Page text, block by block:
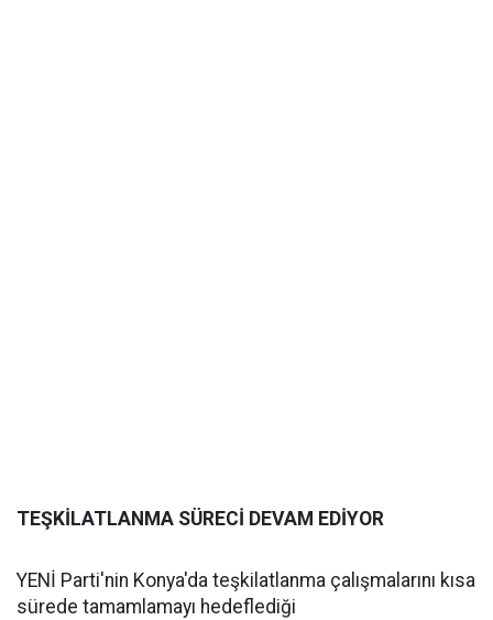
TEŞKİLATLANMA SÜRECİ DEVAM EDİYOR
YENİ Parti'nin Konya'da teşkilatlanma çalışmalarını kısa
sürede tamamlamayı hedeflediği